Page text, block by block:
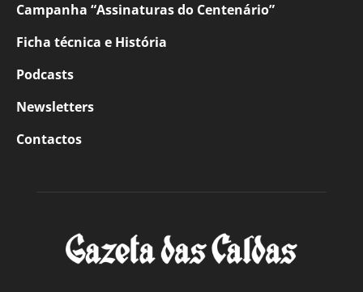
Campanha “Assinaturas do Centenário”
Ficha técnica e História
Podcasts
Newsletters
Contactos